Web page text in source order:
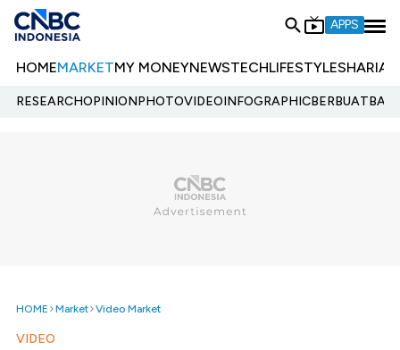
APPS
HOMEMARKETMY MONEYNEWSTECHLIFESTYLESHARIA
RESEARCHOPINIONPHOTOVIDEOINFOGRAPHIC
HOME Market Video Market
VIDEO